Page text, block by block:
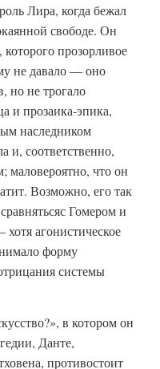
Лира, когда бежал
свободе. Он
которого прозорливое
не давало — оно
но не трогало
и прозаика-эпика,
наследником
и, соответственно,
маловероятно, что он
Возможно, его так
Гомером и
агонистическое
форму
системы
в котором он
Данте,
противостоит